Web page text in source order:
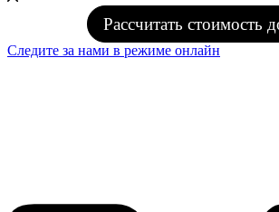
Рассчитать стоимость
Следите за нами в режиме онлайн